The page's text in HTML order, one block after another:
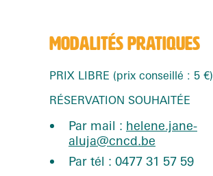
MODALITÉS PRATIQUES
PRIX LIBRE (prix conseillé : 5 €)
RÉSERVATION SOUHAITÉE
Par mail : helene.jane-
aluja@cncd.be
Par tél : 0477 31 57 59